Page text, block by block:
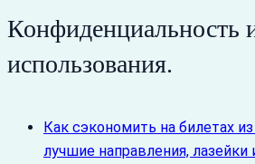
Конфиденциальность
использования.
Как сэкономить на билетах
лучшие направления, лазейки